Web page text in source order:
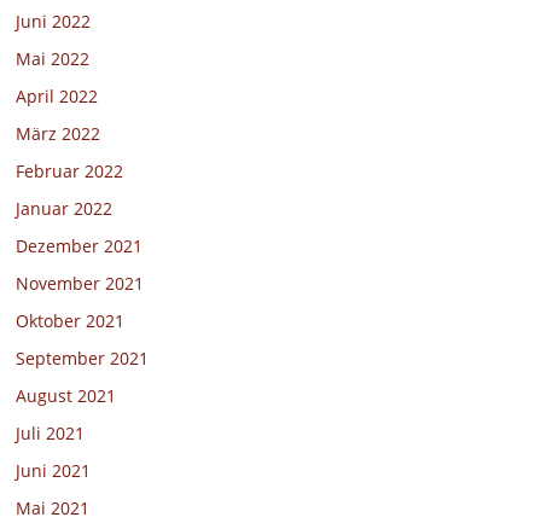
Juni 2022
Mai 2022
April 2022
März 2022
Februar 2022
Januar 2022
Dezember 2021
November 2021
Oktober 2021
September 2021
August 2021
Juli 2021
Juni 2021
Mai 2021